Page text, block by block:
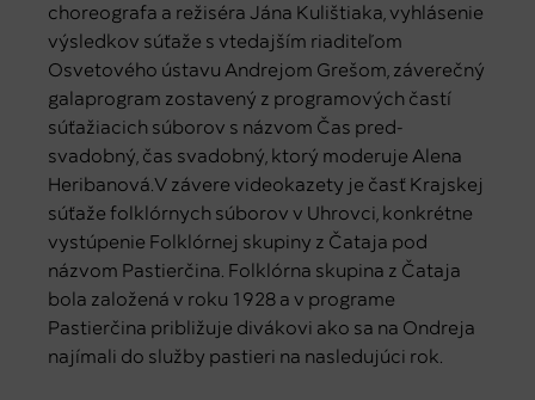
choreografa a režiséra Jána Kulištiaka, vyhlásenie
výsledkov súťaže s vtedajším riaditeľom
Osvetového ústavu Andrejom Grešom, záverečný
galaprogram zostavený z programových častí
súťažiacich súborov s názvom Čas pred-
svadobný, čas svadobný, ktorý moderuje Alena
Heribanová.V závere videokazety je časť Krajskej
súťaže folklórnych súborov v Uhrovci, konkrétne
vystúpenie Folklórnej skupiny z Čataja pod
názvom Pastierčina. Folklórna skupina z Čataja
bola založená v roku 1928 a v programe
Pastierčina približuje divákovi ako sa na Ondreja
najímali do služby pastieri na nasledujúci rok.